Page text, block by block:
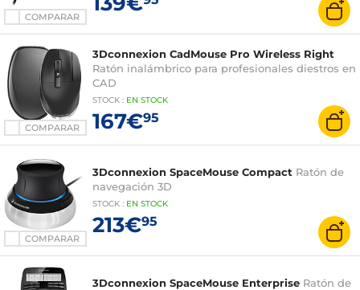
COMPARAR
COMPARAR
3Dconnexion CadMouse Pro Wireless Right
Ratón inalámbrico para profesionales diestros en
CAD
STOCK : EN STOCK
167€95
COMPARAR
3Dconnexion SpaceMouse Compact Ratón de
navegación 3D
STOCK : EN STOCK
213€95
3Dconnexion SpaceMouse Enterprise Ratón de